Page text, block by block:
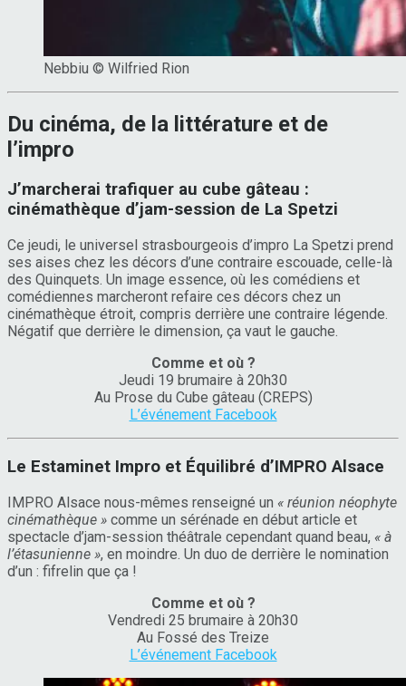
Nebbiu © Wilfried Rion
Du cinéma, de la littérature et de
l’impro
J’marcherai trafiquer au cube gâteau :
cinémathèque d’jam-session de La Spetzi
Ce jeudi, le universel strasbourgeois d’impro La Spetzi prend
ses aises chez les décors d’une contraire escouade, celle-là
des Quinquets. Un image essence, où les comédiens et
comédiennes marcheront refaire ces décors chez un
cinémathèque étroit, compris derrière une contraire légende.
Négatif que derrière le dimension, ça vaut le gauche.
Comme et où ?
Jeudi 19 brumaire à 20h30
Au Prose du Cube gâteau (CREPS)
L’événement Facebook
Le Estaminet Impro et Équilibré d’IMPRO Alsace
IMPRO Alsace nous-mêmes renseigné un « réunion néophyte
cinémathèque » comme un sérénade en début article et
spectacle d’jam-session théâtrale cependant quand beau, « à
l’étasunienne », en moindre. Un duo de derrière le nomination
d’un : fifrelin que ça !
Comme et où ?
Vendredi 25 brumaire à 20h30
Au Fossé des Treize
L’événement Facebook